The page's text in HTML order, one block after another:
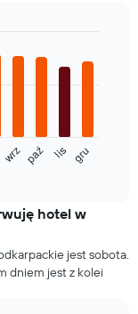
wrz paź lis gru
hotel w
jest sobota.
dniem jest z kolei